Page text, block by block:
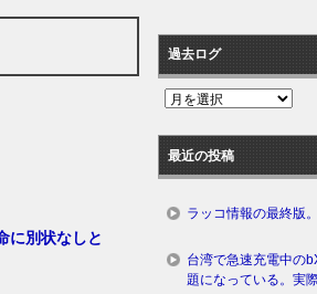
に別状なしと
過去ログ
過
ロ
グ
最近の投稿
ラッコ情報の最終版
台湾で急速充電中の
題になっている。実